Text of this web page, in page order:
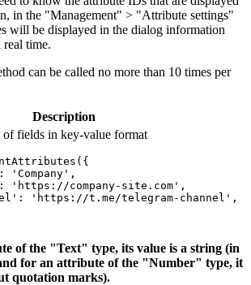
in the "Management" > "Attribute settings"
will be displayed in the dialog information
real time.
can be called no more than 10 times per
Description
fields in key-value format
'Company',
'https://company-site.com',
'https://t.me/telegram-channel',
of the "Text" type, its value is a string (in
for an attribute of the "Number" type, it
quotation marks).